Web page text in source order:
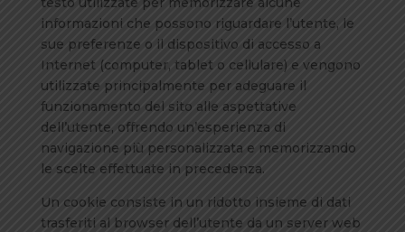
informazioni che possono riguardare l’utente, le
sue preferenze o il dispositivo di accesso a
Internet (computer, tablet o cellulare) e vengono
utilizzate principalmente per adeguare il
funzionamento del sito alle aspettative
dell’utente, offrendo un’esperienza di
navigazione più personalizzata e memorizzando
le scelte effettuate in precedenza.
Un cookie consiste in un ridotto insieme di dati
trasferiti al browser dell’utente da un server web